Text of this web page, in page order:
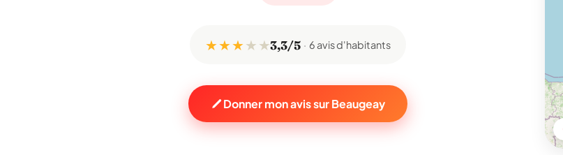
★ ★ ★★ ★3,3/5 6 avis d'habitants
Donner mon avis sur Beaugeay